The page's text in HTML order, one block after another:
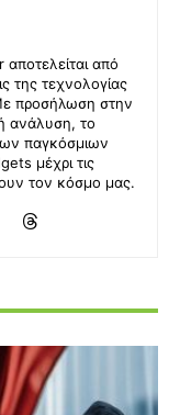
από
της τεχνολογίας
προσήλωση στην
ανάλυση, το
παγκόσμιων
μέχρι τις
τον κόσμο μας.